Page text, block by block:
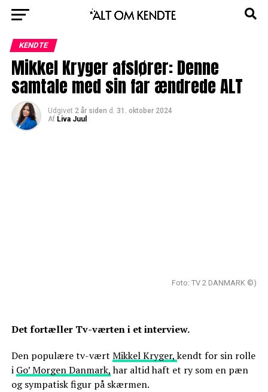
KENDTE
Mikkel Kryger afslører: Denne
samtale med sin far ændrede ALT
Udgivet 2 år siden d. 31. oktober 2024
Af Liva Juul
Foto: TV 2 DANMARK ©)
Det fortæller Tv-værten i et interview.
Den populære tv-vært Mikkel Kryger,kendt for sin rolle
i Go’ Morgen Danmark,har altid haft et ry som en pæn
og sympatisk figur på skærmen.